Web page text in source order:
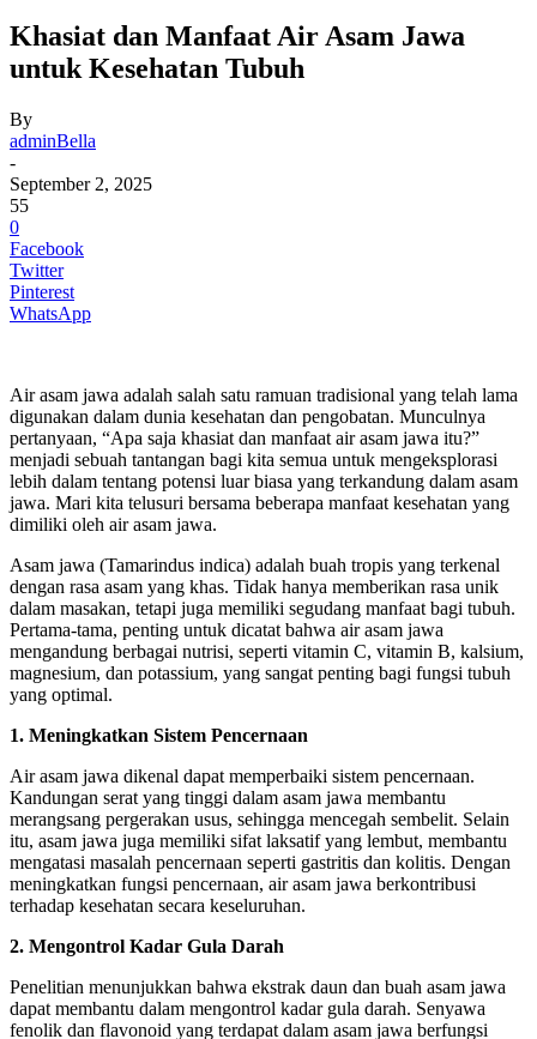
Khasiat dan Manfaat Air Asam Jawa
untuk Kesehatan Tubuh
By
adminBella
-
September 2, 2025
55
0
Facebook
Twitter
Pinterest
WhatsApp
Air asam jawa adalah salah satu ramuan tradisional yang telah lama
digunakan dalam dunia kesehatan dan pengobatan. Munculnya
pertanyaan, “Apa saja khasiat dan manfaat air asam jawa itu?”
menjadi sebuah tantangan bagi kita semua untuk mengeksplorasi
lebih dalam tentang potensi luar biasa yang terkandung dalam asam
jawa. Mari kita telusuri bersama beberapa manfaat kesehatan yang
dimiliki oleh air asam jawa.
Asam jawa (Tamarindus indica) adalah buah tropis yang terkenal
dengan rasa asam yang khas. Tidak hanya memberikan rasa unik
dalam masakan, tetapi juga memiliki segudang manfaat bagi tubuh.
Pertama-tama, penting untuk dicatat bahwa air asam jawa
mengandung berbagai nutrisi, seperti vitamin C, vitamin B, kalsium,
magnesium, dan potassium, yang sangat penting bagi fungsi tubuh
yang optimal.
1. Meningkatkan Sistem Pencernaan
Air asam jawa dikenal dapat memperbaiki sistem pencernaan.
Kandungan serat yang tinggi dalam asam jawa membantu
merangsang pergerakan usus, sehingga mencegah sembelit. Selain
itu, asam jawa juga memiliki sifat laksatif yang lembut, membantu
mengatasi masalah pencernaan seperti gastritis dan kolitis. Dengan
meningkatkan fungsi pencernaan, air asam jawa berkontribusi
terhadap kesehatan secara keseluruhan.
2. Mengontrol Kadar Gula Darah
Penelitian menunjukkan bahwa ekstrak daun dan buah asam jawa
dapat membantu dalam mengontrol kadar gula darah. Senyawa
fenolik dan flavonoid yang terdapat dalam asam jawa berfungsi